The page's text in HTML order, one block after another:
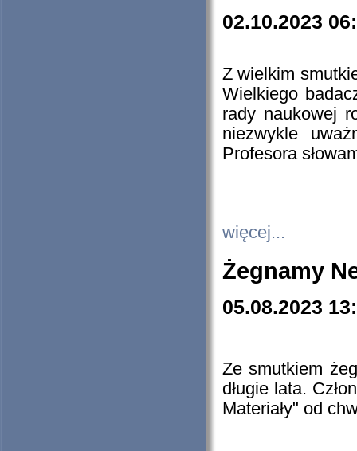
02.10.2023
Z wielkim
Wielkiego
rady naukowej
niezwykle
Profesora
więcej...
Żegnamy
05.08.2023
Ze smutkiem
długie lata.
Materiały" od